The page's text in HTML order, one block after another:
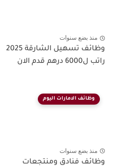
منذ بضع سنوات
وظائف تسهيل الشارقة 2025
راتب ل6000 درهم قدم الان
وظائف الامارات اليوم
منذ بضع سنوات
وظائف فنادق ومنتجعات